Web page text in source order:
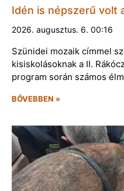
Idén is népszerű volt
2026. augusztus. 6. 00:16
Szünidei mozaik címmel
kisiskolásoknak a II.
program során számos
BŐVEBBEN »